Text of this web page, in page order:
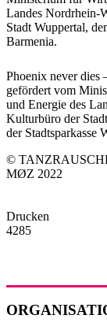
Phoenix never
gefördert vom
und Energie des
Kulturbüro der
der Stadtsparkasse
©
MØZ 2022
Drucken
4285